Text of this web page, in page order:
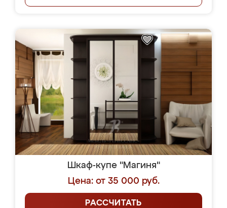
Шкаф-купе "Магиня"
Цена: от 35 000 руб.
РАССЧИТАТЬ